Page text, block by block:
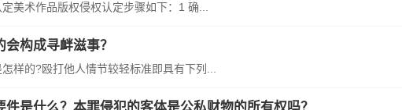
美术作品版权侵权认定步骤如下：1 确...
构成寻衅滋事？
样的?殴打他人情节较轻标准即具有下列...